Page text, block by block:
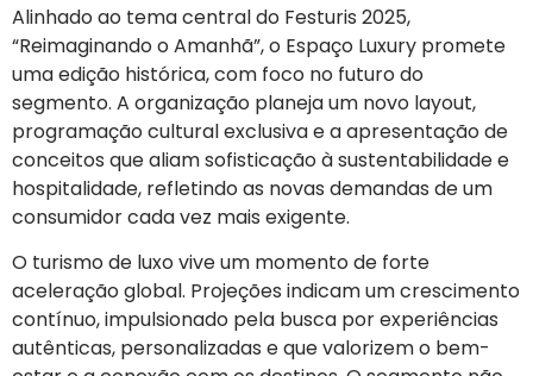
Alinhado ao tema central do Festuris 2025,
“Reimaginando o Amanhã”, o Espaço Luxury promete
uma edição histórica, com foco no futuro do
segmento. A organização planeja um novo layout,
programação cultural exclusiva e a apresentação de
conceitos que aliam sofisticação à sustentabilidade e
hospitalidade, refletindo as novas demandas de um
consumidor cada vez mais exigente.
O turismo de luxo vive um momento de forte
aceleração global. Projeções indicam um crescimento
contínuo, impulsionado pela busca por experiências
autênticas, personalizadas e que valorizem o bem-